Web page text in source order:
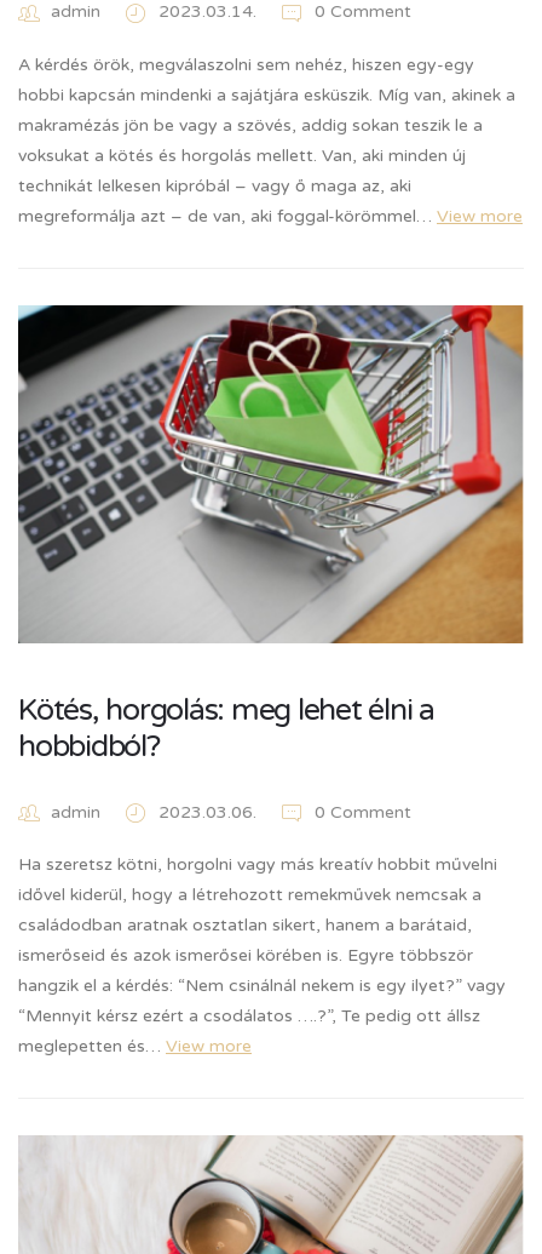
admin 2023.03.14. 0 Comment
A kérdés örök, megválaszolni sem nehéz, hiszen egy-egy
hobbi kapcsán mindenki a sajátjára esküszik. Míg van, akinek a
makramézás jön be vagy a szövés, addig sokan teszik le a
voksukat a kötés és horgolás mellett. Van, aki minden új
technikát lelkesen kipróbál – vagy ő maga az, aki
megreformálja azt – de van, aki foggal-körömmel… View more
Kötés, horgolás: meg lehet élni a
hobbidból?
admin 2023.03.06. 0 Comment
Ha szeretsz kötni, horgolni vagy más kreatív hobbit művelni
idővel kiderül, hogy a létrehozott remekművek nemcsak a
családodban aratnak osztatlan sikert, hanem a barátaid,
ismerőseid és azok ismerősei körében is. Egyre többször
hangzik el a kérdés: “Nem csinálnál nekem is egy ilyet?” vagy
“Mennyit kérsz ezért a csodálatos ….?”, Te pedig ott állsz
meglepetten és… View more